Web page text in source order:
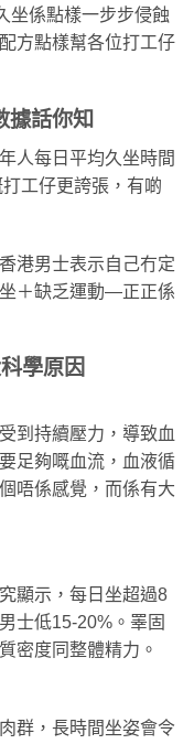
坐係點樣一步步侵蝕
方點樣幫各位打工仔
據話你知
人每日平均久坐時間
工仔更誇張，有啲
港男士表示自己冇定
＋缺乏運動—正正係
學原因
到持續壓力，導致血
足夠嘅血流，血液循
唔係感覺，而係有大
顯示，每日坐超過8
士低15-20%。睪固
密度同整體精力。
群，長時間坐姿會令